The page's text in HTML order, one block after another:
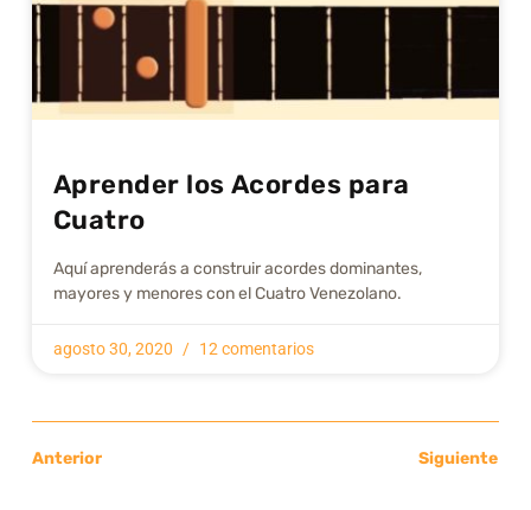
Aprender los Acordes para
Cuatro
Aquí aprenderás a construir acordes dominantes,
mayores y menores con el Cuatro Venezolano.
agosto 30, 2020 12 comentarios
Anterior Siguiente